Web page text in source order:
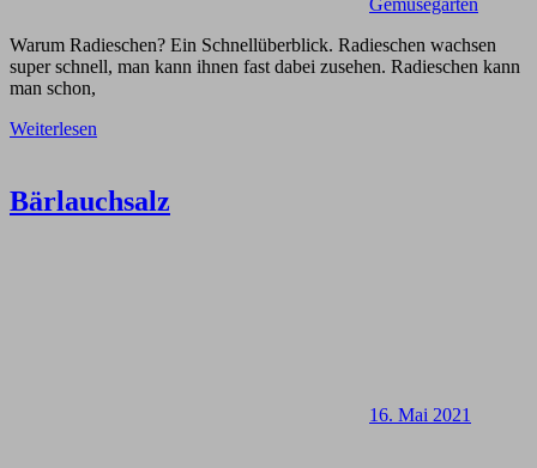
Gemüsegarten
Warum Radieschen? Ein Schnellüberblick. Radieschen wachsen
super schnell, man kann ihnen fast dabei zusehen. Radieschen kann
man schon,
Weiterlesen
Bärlauchsalz
16. Mai 2021